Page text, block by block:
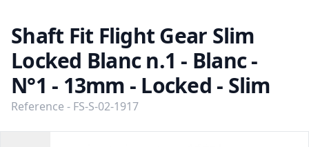
Shaft Fit Flight Gear Slim
Locked Blanc n.1 - Blanc -
N°1 - 13mm - Locked - Slim
Reference - FS-S-02-1917